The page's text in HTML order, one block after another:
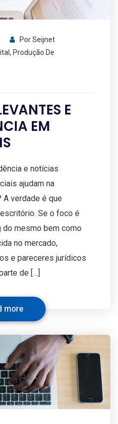
PorSeijnet
, Produção De
E
EM
e notícias
ajudam na
verdade é que
Se o foco é
do mesmo bem como
no mercado,
e pareceres jurídicos
de […]
more